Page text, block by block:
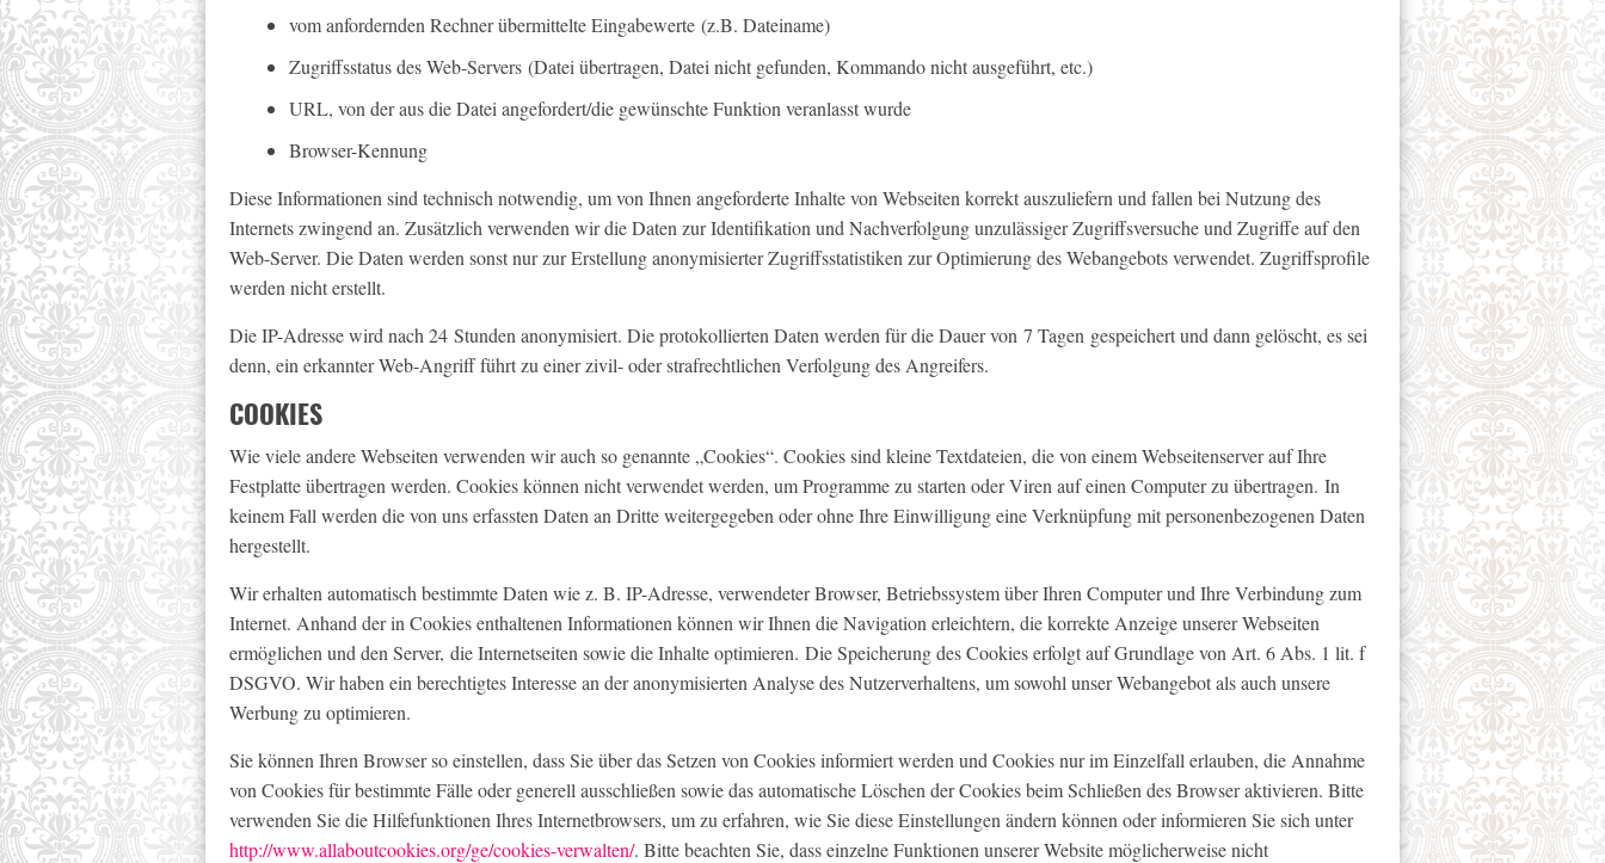
vom anfordernden Rechner übermittelte Eingabewerte (z.B. Dateiname)
Zugriffsstatus des Web-Servers (Datei übertragen, Datei nicht gefunden, Kommando nicht ausgeführt, etc.)
URL, von der aus die Datei angefordert/die gewünschte Funktion veranlasst wurde
Browser-Kennung
Diese Informationen sind technisch notwendig, um von Ihnen angeforderte Inhalte von Webseiten korrekt auszuliefern und fallen bei Nutzung des
Internets zwingend an. Zusätzlich verwenden wir die Daten zur Identifikation und Nachverfolgung unzulässiger Zugriffsversuche und Zugriffe auf den
Web-Server. Die Daten werden sonst nur zur Erstellung anonymisierter Zugriffsstatistiken zur Optimierung des Webangebots verwendet. Zugriffsprofile
werden nicht erstellt.
Die IP-Adresse wird nach 24 Stunden anonymisiert. Die protokollierten Daten werden für die Dauer von 7 Tagen gespeichert und dann gelöscht, es sei
denn, ein erkannter Web-Angriff führt zu einer zivil- oder strafrechtlichen Verfolgung des Angreifers.
COOKIES
Wie viele andere Webseiten verwenden wir auch so genannte „Cookies“. Cookies sind kleine Textdateien, die von einem Webseitenserver auf Ihre
Festplatte übertragen werden. Cookies können nicht verwendet werden, um Programme zu starten oder Viren auf einen Computer zu übertragen. In
keinem Fall werden die von uns erfassten Daten an Dritte weitergegeben oder ohne Ihre Einwilligung eine Verknüpfung mit personenbezogenen Daten
hergestellt.
Wir erhalten automatisch bestimmte Daten wie z. B. IP-Adresse, verwendeter Browser, Betriebssystem über Ihren Computer und Ihre Verbindung zum
Internet. Anhand der in Cookies enthaltenen Informationen können wir Ihnen die Navigation erleichtern, die korrekte Anzeige unserer Webseiten
ermöglichen und den Server, die Internetseiten sowie die Inhalte optimieren. Die Speicherung des Cookies erfolgt auf Grundlage von Art. 6 Abs. 1 lit. f
DSGVO. Wir haben ein berechtigtes Interesse an der anonymisierten Analyse des Nutzerverhaltens, um sowohl unser Webangebot als auch unsere
Werbung zu optimieren.
Sie können Ihren Browser so einstellen, dass Sie über das Setzen von Cookies informiert werden und Cookies nur im Einzelfall erlauben, die Annahme
von Cookies für bestimmte Fälle oder generell ausschließen sowie das automatische Löschen der Cookies beim Schließen des Browser aktivieren. Bitte
verwenden Sie die Hilfefunktionen Ihres Internetbrowsers, um zu erfahren, wie Sie diese Einstellungen ändern können oder informieren Sie sich unter
http://www.allaboutcookies.org/ge/cookies-verwalten/. Bitte beachten Sie, dass einzelne Funktionen unserer Website möglicherweise nicht